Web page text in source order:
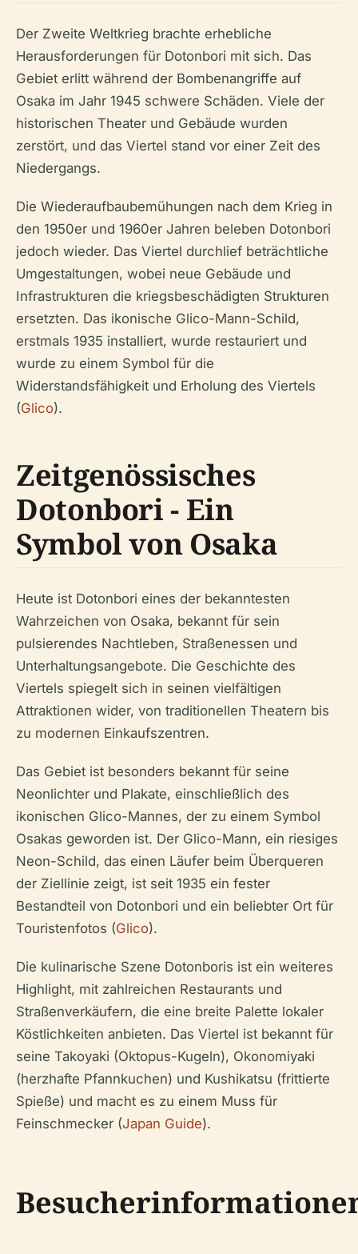
Der Zweite Weltkrieg brachte erhebliche
Herausforderungen für Dotonbori mit sich. Das
Gebiet erlitt während der Bombenangriffe auf
Osaka im Jahr 1945 schwere Schäden. Viele der
historischen Theater und Gebäude wurden
zerstört, und das Viertel stand vor einer Zeit des
Niedergangs.
Die Wiederaufbaubemühungen nach dem Krieg in
den 1950er und 1960er Jahren beleben Dotonbori
jedoch wieder. Das Viertel durchlief beträchtliche
Umgestaltungen, wobei neue Gebäude und
Infrastrukturen die kriegsbeschädigten Strukturen
ersetzten. Das ikonische Glico-Mann-Schild,
erstmals 1935 installiert, wurde restauriert und
wurde zu einem Symbol für die
Widerstandsfähigkeit und Erholung des Viertels
(Glico).
Zeitgenössisches
Dotonbori - Ein
Symbol von Osaka
Heute ist Dotonbori eines der bekanntesten
Wahrzeichen von Osaka, bekannt für sein
pulsierendes Nachtleben, Straßenessen und
Unterhaltungsangebote. Die Geschichte des
Viertels spiegelt sich in seinen vielfältigen
Attraktionen wider, von traditionellen Theatern bis
zu modernen Einkaufszentren.
Das Gebiet ist besonders bekannt für seine
Neonlichter und Plakate, einschließlich des
ikonischen Glico-Mannes, der zu einem Symbol
Osakas geworden ist. Der Glico-Mann, ein riesiges
Neon-Schild, das einen Läufer beim Überqueren
der Ziellinie zeigt, ist seit 1935 ein fester
Bestandteil von Dotonbori und ein beliebter Ort für
Touristenfotos (Glico).
Die kulinarische Szene Dotonboris ist ein weiteres
Highlight, mit zahlreichen Restaurants und
Straßenverkäufern, die eine breite Palette lokaler
Köstlichkeiten anbieten. Das Viertel ist bekannt für
seine Takoyaki (Oktopus-Kugeln), Okonomiyaki
(herzhafte Pfannkuchen) und Kushikatsu (frittierte
Spieße) und macht es zu einem Muss für
Feinschmecker (Japan Guide).